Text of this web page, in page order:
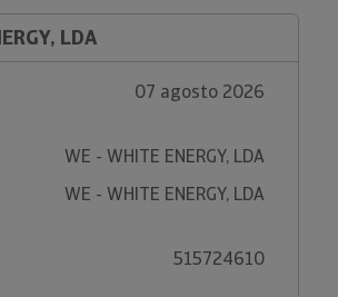
LDA
07 agosto 2026
WE - WHITE ENERGY, LDA
WE - WHITE ENERGY, LDA
515724610